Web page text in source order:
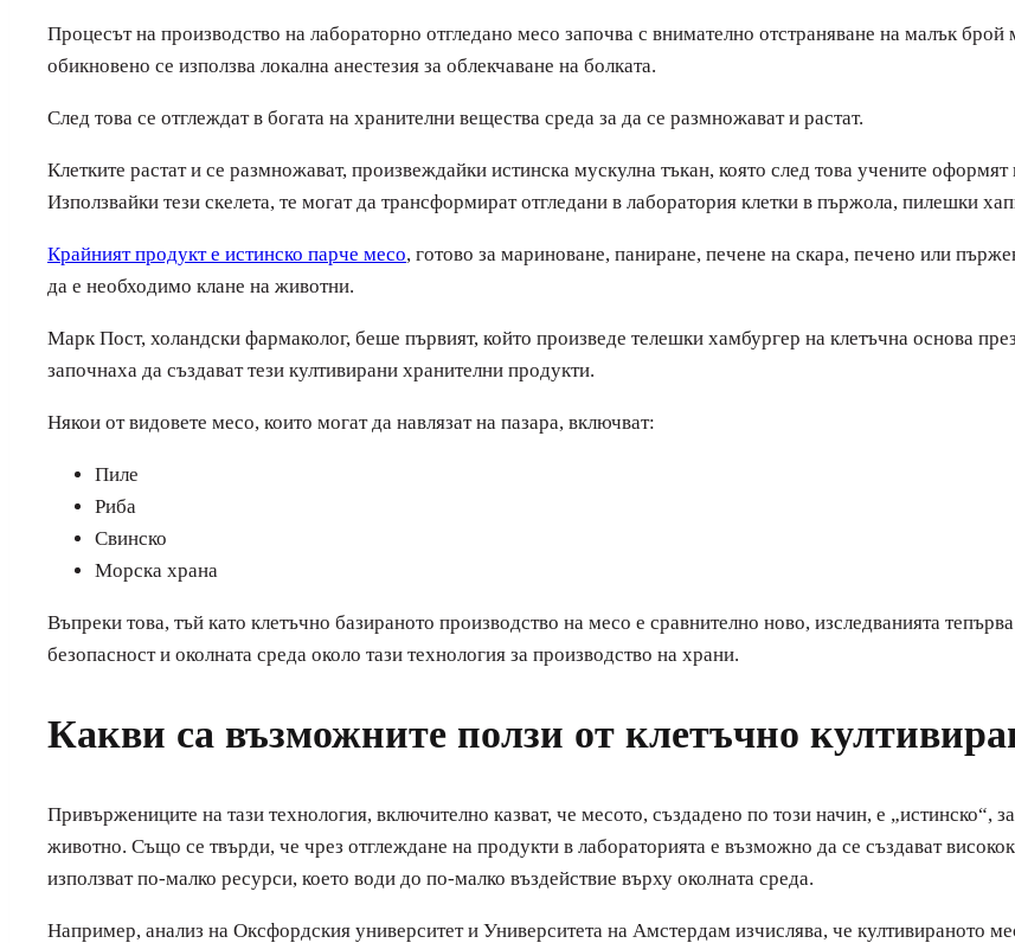
Процесът на производство на лабораторно отгледано месо започва с внимателно отстраняване на малък
обикновено се използва локална анестезия за облекчаване на болката.
След това се отглеждат в богата на хранителни вещества среда за да се размножават и растат.
Клетките растат и се размножават, произвеждайки истинска мускулна тъкан, която след това учените оформят
Използвайки тези скелета, те могат да трансформират отгледани в лаборатория клетки в пържола, пилешки
Крайният продукт е истинско парче месо, готово за мариноване, паниране, печене на скара, печено или
да е необходимо клане на животни.
Марк Пост, холандски фармаколог, беше първият, който произведе телешки хамбургер на клетъчна основа
започнаха да създават тези култивирани хранителни продукти.
Някои от видовете месо, които могат да навлязат на пазара, включват:
Пиле
Риба
Свинско
Морска храна
Въпреки това, тъй като клетъчно базираното производство на месо е сравнително ново, изследванията
безопасност и околната среда около тази технология за производство на храни.
Какви са възможните ползи от клетъчно
Привържениците на тази технология, включително казват, че месото, създадено по този начин, е „истинско“,
животно. Също се твърди, че чрез отглеждане на продукти в лабораторията е възможно да се създават
използват по-малко ресурси, което води до по-малко въздействие върху околната среда.
Например, анализ на Оксфордския университет и Университета на Амстердам изчислява, че култивираното